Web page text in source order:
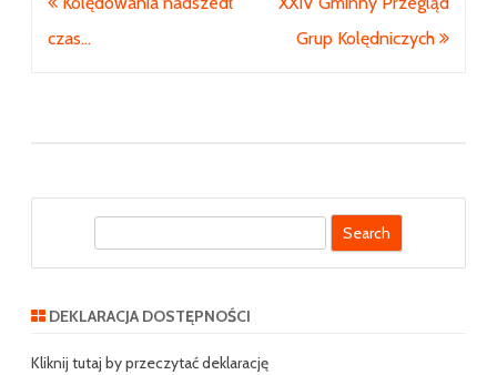
wpisu
czas…
Grup Kolędniczych
r
h
DEKLARACJA DOSTĘPNOŚCI
Kliknij tutaj by przeczytać deklarację